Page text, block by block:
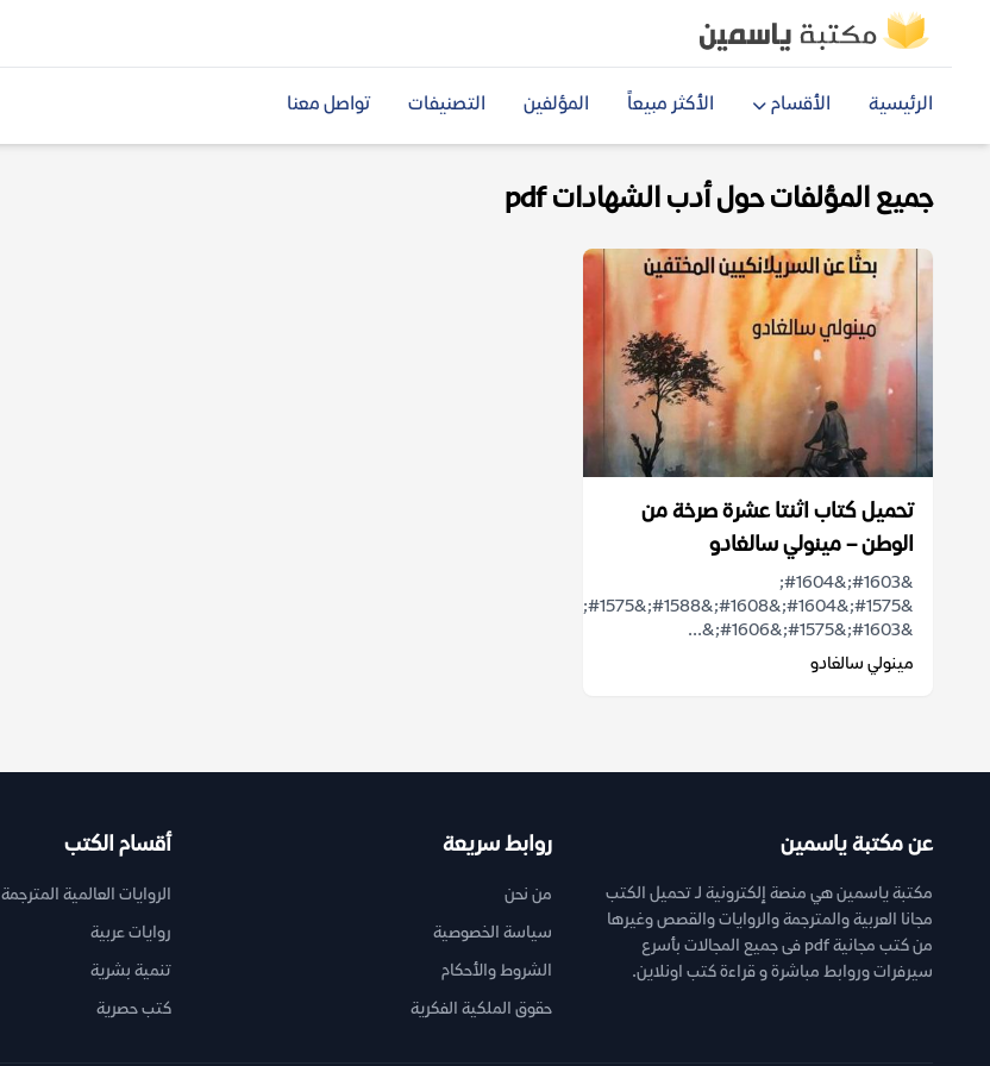
الرئيسية الأقسام الأكثر مبيعاً المؤلفين التصنيفات تواصل معنا
جميع المؤلفات حول أدب الشهادات pdf
تحميل كتاب اثنتا عشرة صرخة من
الوطن – مينولي سالغادو
&#1603;&#1604;
&#1603;&#1575;&#1606;&...
مينولي سالغادو
عن مكتبة ياسمين
مكتبة ياسمين هي منصة إلكترونية لـ تحميل الكتب
مجانا العربية والمترجمة والروايات والقصص وغيرها
من كتب مجانية pdf فى جميع المجالات بأسرع
سيرفرات وروابط مباشرة و قراءة كتب اونلاين.
روابط سريعة
من نحن
سياسة الخصوصية
الشروط والأحكام
حقوق الملكية الفكرية
أقسام الكتب
الروايات العالمية المترجمة
روايات عربية
تنمية بشرية
كتب حصرية